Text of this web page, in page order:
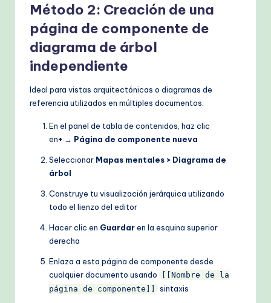
Método 2: Creación de una
página de componente de
diagrama de árbol
independiente
Ideal para vistas arquitectónicas o diagramas de
referencia utilizados en múltiples documentos:
En el panel de tabla de contenidos, haz clic
en+ → Página de componente nueva
Seleccionar Mapas mentales > Diagrama de
árbol
Construye tu visualización jerárquica utilizando
todo el lienzo del editor
Hacer clic en Guardaren la esquina superior
derecha
Enlaza a esta página de componente desde
cualquier documento usando
[[Nombre de la
página de componente]]
sintaxis